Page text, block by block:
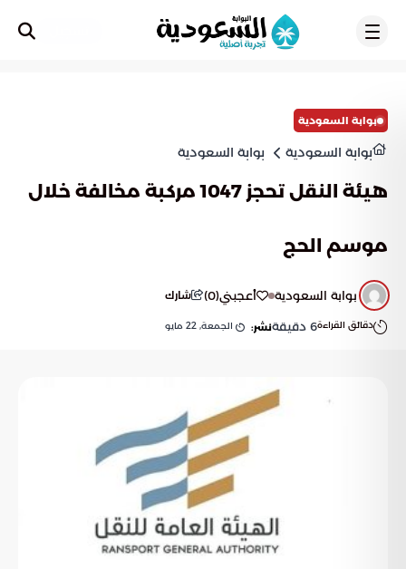
بوابة السعودية
بوابة السعودية بوابة السعودية
هيئة النقل تحجز 1047 مركبة مخالفة خلال
موسم الحج
بوابة السعودية أعجبني(
0
) شارك
دقائق القراءة6 دقيقةنشر: الجمعة, 22 مايو